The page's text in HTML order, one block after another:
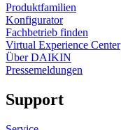
Produktfamilien
Konfigurator
Fachbetrieb finden
Virtual Experience Center
Über DAIKIN
Pressemeldungen
Support